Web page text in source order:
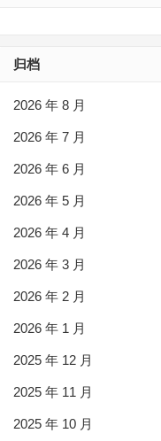
归档
2026 年 8 月
2026 年 7 月
2026 年 6 月
2026 年 5 月
2026 年 4 月
2026 年 3 月
2026 年 2 月
2026 年 1 月
2025 年 12 月
2025 年 11 月
2025 年 10 月